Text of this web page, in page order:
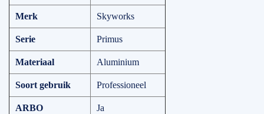
Merk Skyworks
Serie Primus
Materiaal Aluminium
Soort gebruik Professioneel
ARBO
Ja